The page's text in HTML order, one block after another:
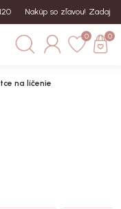
Nakúp so zľavou! Zadaj kód
0 0
hubky
na líčenie